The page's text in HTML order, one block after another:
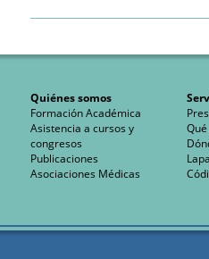
Quiénes somos
Formación Académica
Asistencia a cursos y
congresos
Publicaciones
Asociaciones Médicas